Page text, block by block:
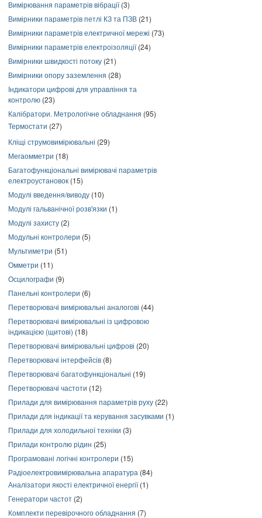
Вимірювання параметрів вібрації(3)
Вимірники параметрів петлі КЗ та ПЗВ (21)
Вимірники параметрів електричної мережі (73)
Вимірники параметрів електроізоляції(24)
Вимірники швидкості потоку (21)
Вимірники опору заземлення (28)
Індикатори цифрові для управління та
контролю (23)
Калібратори. Метрологічне обладнання (95)
Термостати (27)
Кліщі струмовимірювальні (29)
Мегаомметри (18)
Багатофункціональні вимірювачі параметрів
електроустановок (15)
Модулі введення/виводу (10)
Модулі гальванічної розв'язки (1)
Модулі захисту (2)
Модульні контролери (5)
Мультиметри (51)
Омметри (11)
Осцилографи (9)
Панельні контролери (6)
Перетворювачі вимірювальні аналогові (44)
Перетворювачі вимірювальні із цифровою
індикацією (щитові) (18)
Перетворювачі вимірювальні цифрові (20)
Перетворювачі інтерфейсів (8)
Перетворювачі багатофункціональні (19)
Перетворювачі частоти (12)
Прилади для вимірювання параметрів руху (22)
Прилади для індикації та керування засувками (1)
Прилади для холодильної техніки (3)
Прилади контролю рідин (25)
Програмовані логічні контролери (15)
Радіоелектровимірювальна апаратура (84)
Аналізатори якості електричної енергії(1)
Генератори частот (2)
Комплекти перевірочного обладнання (7)